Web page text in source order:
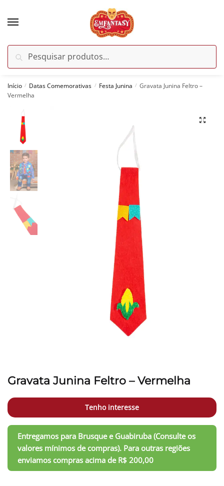
por:
Pesquisar
Início / Datas Comemorativas / Festa Junina / Gravata Junina Feltro –
Vermelha
Gravata Junina Feltro – Vermelha
Tenho interesse